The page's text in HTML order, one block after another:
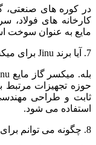
در کوره‌ های صنعتی،
کارخانه‌ های فولاد،
مایع به‌ عنوان سوخت
7. آیا برند Jinu برای میکسر گاز مایع معتبر است؟
حوزه تجهیزات مرتبط
ثابت و طراحی
استفاده می‌ شود.
8. چگونه می‌ توانم برای خرید میکسر گاز مایع Jinu اقدام کنم؟